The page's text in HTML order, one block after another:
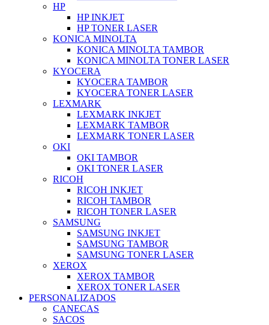
HP
HP INKJET
HP TONER LASER
KONICA MINOLTA
KONICA MINOLTA TAMBOR
KONICA MINOLTA TONER LASER
KYOCERA
KYOCERA TAMBOR
KYOCERA TONER LASER
LEXMARK
LEXMARK INKJET
LEXMARK TAMBOR
LEXMARK TONER LASER
OKI
OKI TAMBOR
OKI TONER LASER
RICOH
RICOH INKJET
RICOH TAMBOR
RICOH TONER LASER
SAMSUNG
SAMSUNG INKJET
SAMSUNG TAMBOR
SAMSUNG TONER LASER
XEROX
XEROX TAMBOR
XEROX TONER LASER
PERSONALIZADOS
CANECAS
SACOS